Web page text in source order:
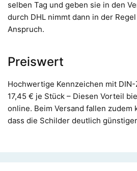
selben Tag und geben sie in den
durch DHL nimmt dann in der
Anspruch.
Preiswert
Hochwertige Kennzeichen mit
17,45 € je Stück – Diesen Vorteil
online. Beim Versand fallen zudem
dass die Schilder deutlich